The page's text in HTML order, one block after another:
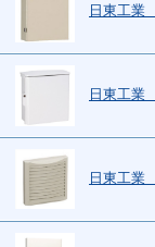
日東工業
日東工業
日東工業